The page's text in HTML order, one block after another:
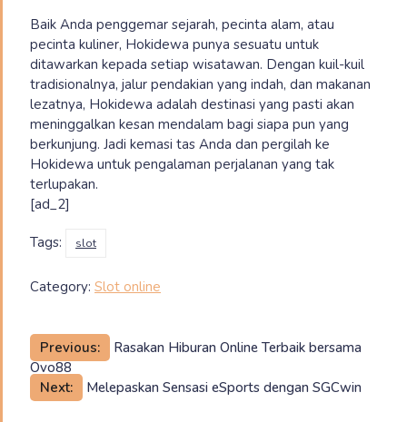
Baik Anda penggemar sejarah, pecinta alam, atau
pecinta kuliner, Hokidewa punya sesuatu untuk
ditawarkan kepada setiap wisatawan. Dengan kuil-kuil
tradisionalnya, jalur pendakian yang indah, dan makanan
lezatnya, Hokidewa adalah destinasi yang pasti akan
meninggalkan kesan mendalam bagi siapa pun yang
berkunjung. Jadi kemasi tas Anda dan pergilah ke
Hokidewa untuk pengalaman perjalanan yang tak
terlupakan.
[ad_2]
Tags: slot
Category: Slot online
Post
navigation
Previous:
Rasakan Hiburan Online Terbaik bersama
Ovo88
Next:
Melepaskan Sensasi eSports dengan SGCwin